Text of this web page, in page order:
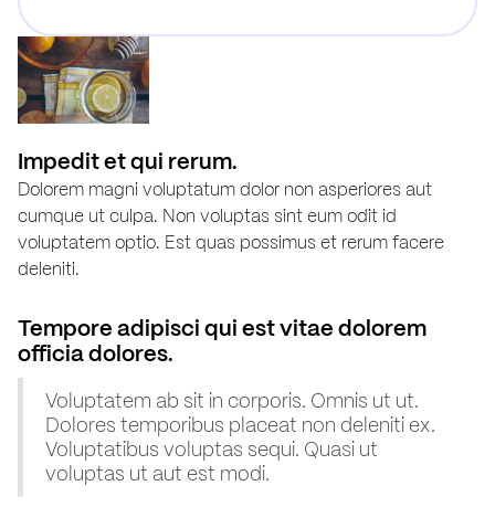
Impedit et qui rerum.
Dolorem magni voluptatum dolor non asperiores aut
cumque ut culpa. Non voluptas sint eum odit id
voluptatem optio. Est quas possimus et rerum facere
deleniti.
Tempore adipisci qui est vitae dolorem
officia dolores.
Voluptatem ab sit in corporis. Omnis ut ut.
Dolores temporibus placeat non deleniti ex.
Voluptatibus voluptas sequi. Quasi ut
voluptas ut aut est modi.